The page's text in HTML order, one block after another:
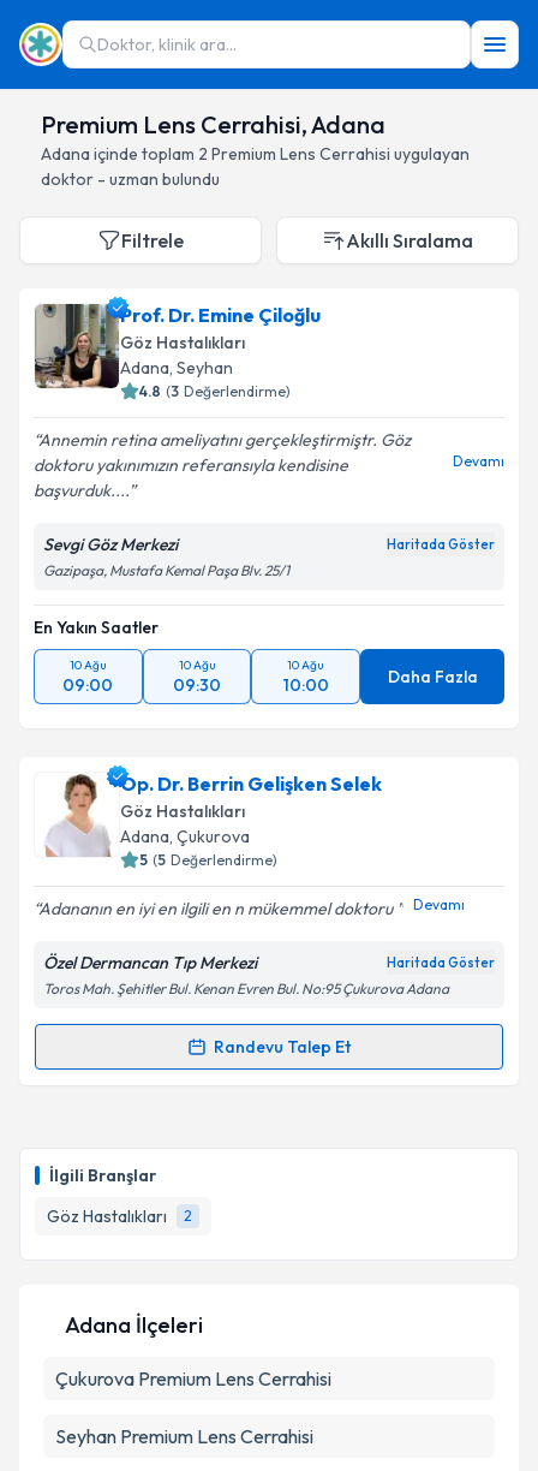
Doktor, klinik ara...
Premium Lens Cerrahisi, Adana
Adana içinde toplam 2 Premium Lens Cerrahisi uygulayan
doktor - uzman bulundu
İlgili Branşlar
Göz Hastalıkları
2
Filtrele Akıllı Sıralama
Prof. Dr. Emine Çiloğlu
Göz Hastalıkları
Adana, Seyhan
4.8 (3 Değerlendirme)
Annemin retina ameliyatını gerçekleştirmiştr. Göz
doktoru yakınımızın referansıyla kendisine
başvurduk....
Devamı
Sevgi Göz Merkezi Haritada Göster
Gazipaşa, Mustafa Kemal Paşa Blv. 25/1
En Yakın Saatler
10 Ağu
09:00
10 Ağu
09:30
10 Ağu
10:00 Daha Fazla
Op. Dr. Berrin Gelişken Selek
Göz Hastalıkları
Adana, Çukurova
5 (5 Değerlendirme)
Adananın en iyi en ilgili en n mükemmel doktoru ️️️ Devamı
Özel Dermancan Tıp Merkezi Haritada Göster
Toros Mah. Şehitler Bul. Kenan Evren Bul. No:95 Çukurova Adana
Randevu Talep Et
Randevu Takvimi Talebi
için bir takvim hazırlandığında e-posta ile
bilgilendireceğiz.
E-posta Adresiniz
Kişisel verilerimin işlenmesine ilişkin
kapsamda işlenmesini kabul ediyorum.
Adana İlçeleri
Çukurova Premium Lens Cerrahisi
Seyhan Premium Lens Cerrahisi